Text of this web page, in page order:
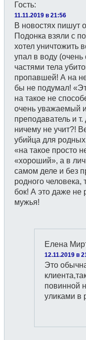
Гость:
11.11.2019 в 21:56
В новостях пишут
Подонка взяли с
хотел уничтожить
упал в воду (очень
частями тела
пропавшей! А на
бы не подумал!
на такое не
очень уважаемый
преподаватель и
ничему не учит?!
убийца для
«на такое просто
«хороший», а в
самом деле и без
родного человека,
бок! А это даже не
мужья!
Елена
12.11.2019 в
Это
повинной
уликами в